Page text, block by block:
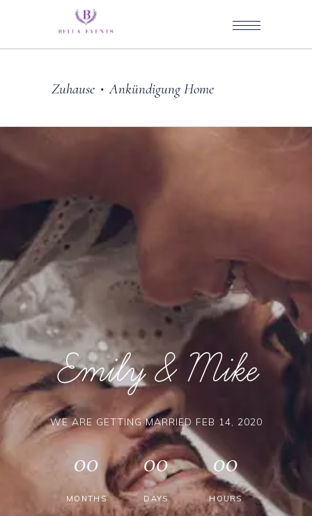
Zuhause • Ankündigung Home
Emily & Mike
WE ARE GETTING MARRIED FEB 14, 2020
00
MONTHS
00
DAYS
00
HOURS